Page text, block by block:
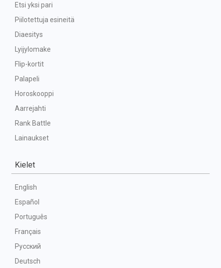
Etsi yksi pari
Piilotettuja esineitä
Diaesitys
Lyijylomake
Flip-kortit
Palapeli
Horoskooppi
Aarrejahti
Rank Battle
Lainaukset
Kielet
English
Español
Português
Français
Русский
Deutsch